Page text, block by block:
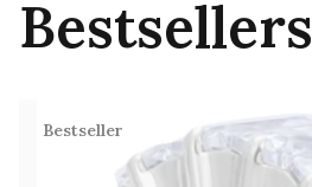
Bestsellers
Bestseller